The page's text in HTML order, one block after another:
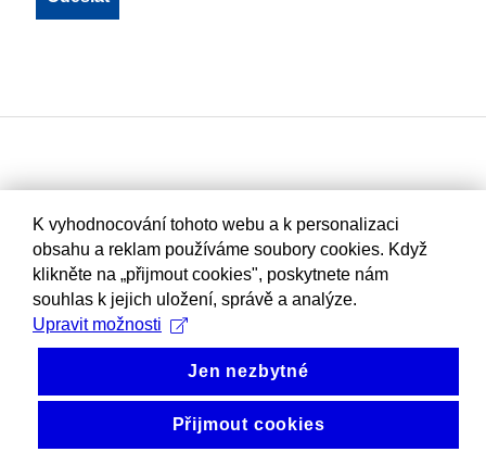
K vyhodnocování tohoto webu a k personalizaci
obsahu a reklam používáme soubory cookies. Když
klikněte na „přijmout cookies", poskytnete nám
souhlas k jejich uložení, správě a analýze.
Upravit možnosti
Jen nezbytné
Přijmout cookies